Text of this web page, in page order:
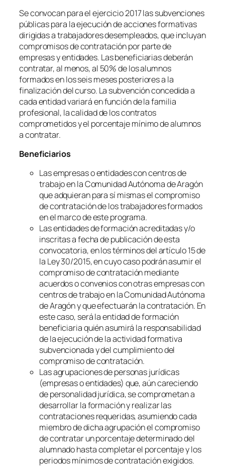
Se convocan para el ejercicio 2017 las subvenciones
públicas para la ejecución de acciones formativas
dirigidas a trabajadores desempleados, que incluyan
compromisos de contratación por parte de
empresas y entidades. Las beneficiarias deberán
contratar, al menos, al 50% de los alumnos
formados en los seis meses posteriores a la
finalización del curso. La subvención concedida a
cada entidad variará en función de la familia
profesional, la calidad de los contratos
comprometidos y el porcentaje mínimo de alumnos
a contratar.
Beneficiarios
Las empresas o entidades con centros de
trabajo en la Comunidad Autónoma de Aragón
que adquieran para sí mismas el compromiso
de contratación de los trabajadores formados
en el marco de este programa.
Las entidades de formación acreditadas y/o
inscritas a fecha de publicación de esta
convocatoria, en los términos del artículo 15 de
la Ley 30/2015, en cuyo caso podrán asumir el
compromiso de contratación mediante
acuerdos o convenios con otras empresas con
centros de trabajo en la Comunidad Autónoma
de Aragón y que efectuarán la contratación. En
este caso, será la entidad de formación
beneficiaria quién asumirá la responsabilidad
de la ejecución de la actividad formativa
subvencionada y del cumplimiento del
compromiso de contratación.
Las agrupaciones de personas jurídicas
(empresas o entidades) que, aún careciendo
de personalidad jurídica, se comprometan a
desarrollar la formación y realizar las
contrataciones requeridas, asumiendo cada
miembro de dicha agrupación el compromiso
de contratar un porcentaje determinado del
alumnado hasta completar el porcentaje y los
periodos mínimos de contratación exigidos.